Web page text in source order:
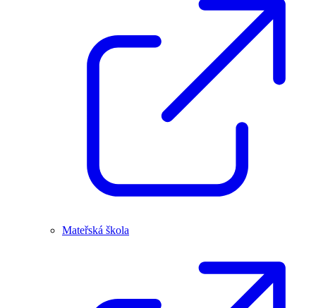
Mateřská škola